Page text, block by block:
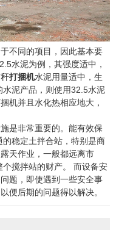
不同的项目，因此基本要
水泥为例，其强度适中，
打捆机水泥用量适中，生
泥产品，则使用32.5水泥
机并且水化热相应地大，
是非常重要的。能有效保
稳定土拌合站，特别是商
天作业，一般都远离市
搅拌站的财产。 而设备安
题，即使遇到一些安全事
便后期的问题得以解决。